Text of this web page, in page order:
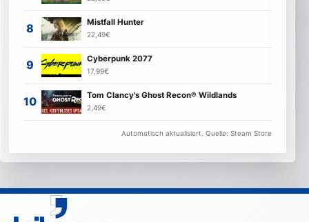
Mistfall Hunter
22,49€
Cyberpunk 2077
17,99€
Tom Clancy's Ghost Recon® Wildlands
2,49€
Automatisch aktualisiert. Quelle: Steam Store